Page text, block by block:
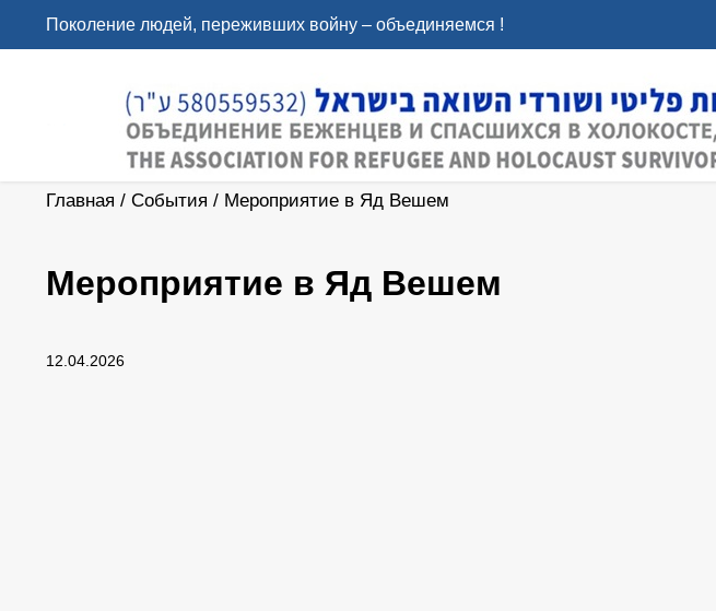
Поколение людей, переживших войну – объединяемся !
Главная / События / Мероприятие в Яд Вешем
Мероприятие в Яд Вешем
12.04.2026